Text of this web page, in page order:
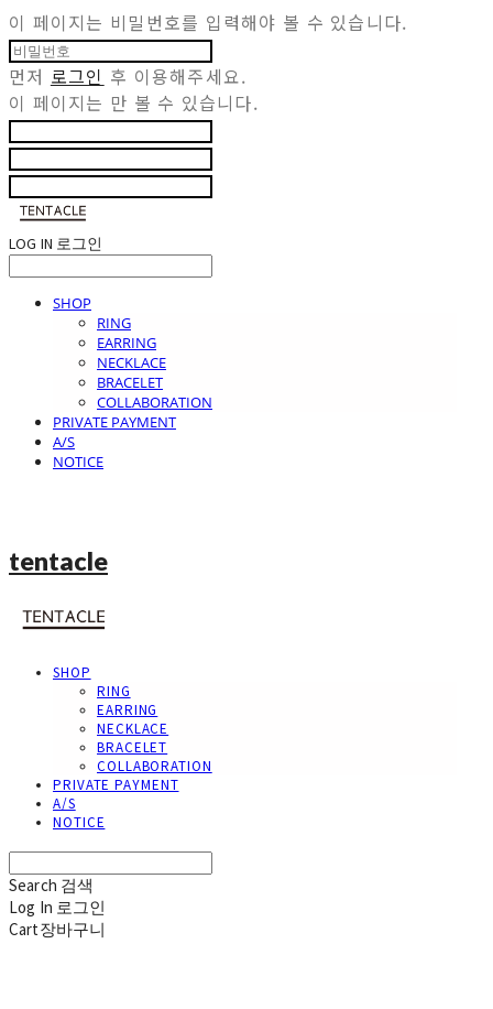
이 페이지는 비밀번호를 입력해야 볼 수 있습니다.
먼저 로그인 후 이용해주세요.
이 페이지는 만 볼 수 있습니다.
LOG IN 로그인
SHOP
RING
EARRING
NECKLACE
BRACELET
COLLABORATION
PRIVATE PAYMENT
A/S
NOTICE
tentacle
SHOP
RING
EARRING
NECKLACE
BRACELET
COLLABORATION
PRIVATE PAYMENT
A/S
NOTICE
Search 검색
Log In 로그인
Cart장바구니